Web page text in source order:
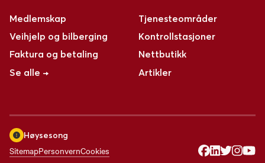
Medlemskap
Veihjelp og bilberging
Faktura og betaling
Se alle →
Tjenesteområder
Kontrollstasjoner
Nettbutikk
Artikler
Høysesong
SitemapPersonvernCookies